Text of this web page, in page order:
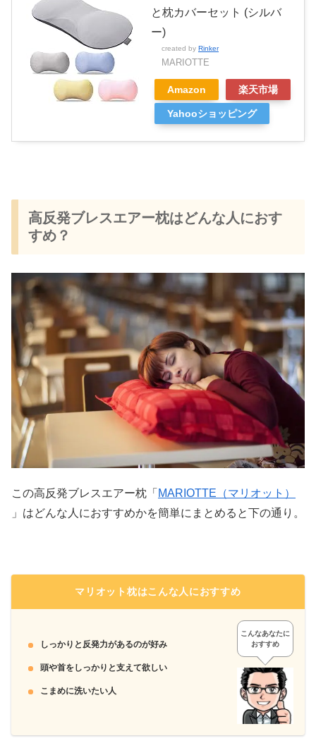
と枕カバーセット (シルバ
ー)
created by Rinker
MARIOTTE
Amazon 楽天市場
Yahooショッピング
高反発ブレスエアー枕はどんな人におす
すめ？
この高反発ブレスエアー枕「 MARIOTTE（マリオット）
」はどんな人におすすめかを簡単にまとめると下の通り。
マリオット枕はこんな人におすすめ
しっかりと反発力があるのが好み
頭や首をしっかりと支えて欲しい
こまめに洗いたい人
こんなあなたに
おすすめ